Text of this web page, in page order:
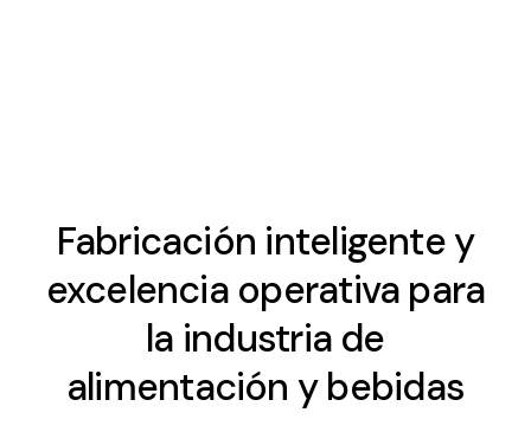
Fabricación inteligente y
excelencia operativa para
la industria de
alimentación y bebidas